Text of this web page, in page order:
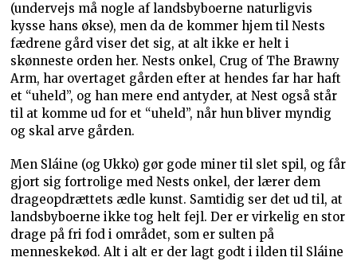
(undervejs må nogle af landsbyboerne naturligvis
kysse hans økse), men da de kommer hjem til Nests
fædrene gård viser det sig, at alt ikke er helt i
skønneste orden her. Nests onkel, Crug of The Brawny
Arm, har overtaget gården efter at hendes far har haft
et “uheld”, og han mere end antyder, at Nest også står
til at komme ud for et “uheld”, når hun bliver myndig
og skal arve gården.
Men Sláine (og Ukko) gør gode miner til slet spil, og får
gjort sig fortrolige med Nests onkel, der lærer dem
drageopdrættets ædle kunst. Samtidig ser det ud til, at
landsbyboerne ikke tog helt fejl. Der er virkelig en stor
drage på fri fod i området, som er sulten på
menneskekød. Alt i alt er der lagt godt i ilden til Sláine